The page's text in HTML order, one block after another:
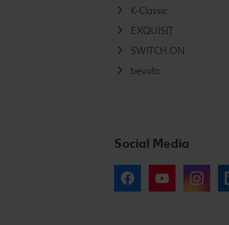
K-Classic
EXQUISIT
SWITCH ON
bevola
Social Media
Facebook YouTube